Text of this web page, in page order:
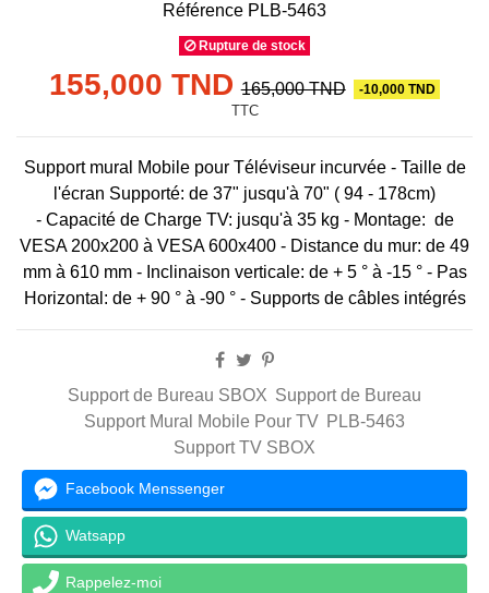
Référence PLB-5463
Rupture de stock
155,000 TND 165,000 TND -10,000 TND
TTC
Support mural Mobile pour Téléviseur incurvée - Taille de
l'écran Supporté: de 37" jusqu'à 70" ( 94 - 178cm)
- Capacité de Charge TV: jusqu'à 35 kg - Montage: de
VESA 200x200 à VESA 600x400 - Distance du mur: de 49
mm à 610 mm - Inclinaison verticale: de + 5 ° à -15 ° - Pas
Horizontal: de + 90 ° à -90 ° - Supports de câbles intégrés
Support de Bureau SBOX Support de Bureau
Support Mural Mobile Pour TV PLB-5463
Support TV SBOX
Facebook Menssenger
Watsapp
Rappelez-moi